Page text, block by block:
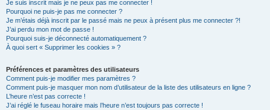
Je suis inscrit mais je ne peux pas me connecter !
Pourquoi ne puis-je pas me connecter ?
Je m’étais déjà inscrit par le passé mais ne peux à présent plus me connecter ?!
J’ai perdu mon mot de passe !
Pourquoi suis-je déconnecté automatiquement ?
À quoi sert « Supprimer les cookies » ?
Préférences et paramètres des utilisateurs
Comment puis-je modifier mes paramètres ?
Comment puis-je masquer mon nom d’utilisateur de la liste des utilisateurs en ligne ?
L’heure n’est pas correcte !
J’ai réglé le fuseau horaire mais l’heure n’est toujours pas correcte !